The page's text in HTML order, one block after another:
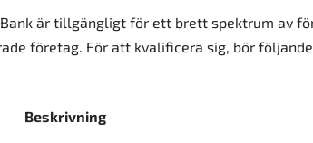
är tillgängligt för ett brett spektrum av
företag. För att kvalificera sig, bör
Beskrivning